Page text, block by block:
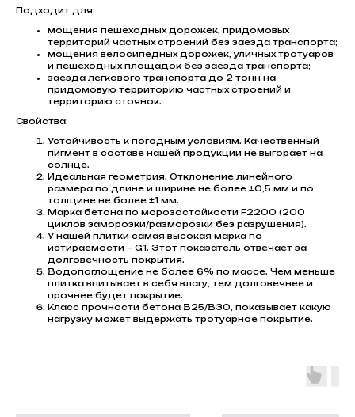
Подходит для:
мощения пешеходных дорожек, придомовых
территорий частных строений без заезда транспорта;
мощения велосипедных дорожек, уличных тротуаров
и пешеходных площадок без заезда транспорта;
заезда легкового транспорта до 2 тонн на
придомовую территорию частных строений и
территорию стоянок.
Свойства:
Устойчивость к погодным условиям. Качественный
пигмент в составе нашей продукции не выгорает на
солнце.
Идеальная геометрия. Отклонение линейного
размера по длине и ширине не более ±0,5 мм и по
толщине не более ±1 мм.
Марка бетона по морозостойкости F2200 (200
циклов заморозки/разморозки без разрушения).
У нашей плитки самая высокая марка по
истираемости – G1. Этот показатель отвечает за
долговечность покрытия.
Водопоглощение не более 6% по массе. Чем меньше
плитка впитывает в себя влагу, тем долговечнее и
прочнее будет покрытие.
Класс прочности бетона В25/В30, показывает какую
нагрузку может выдержать тротуарное покрытие.